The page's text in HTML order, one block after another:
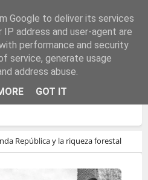
Y LA RIQUEZA
República y la riqueza forestal
Google to deliver its services
address and user-agent are
performance and security
service, generate usage
address abuse.
GOT IT